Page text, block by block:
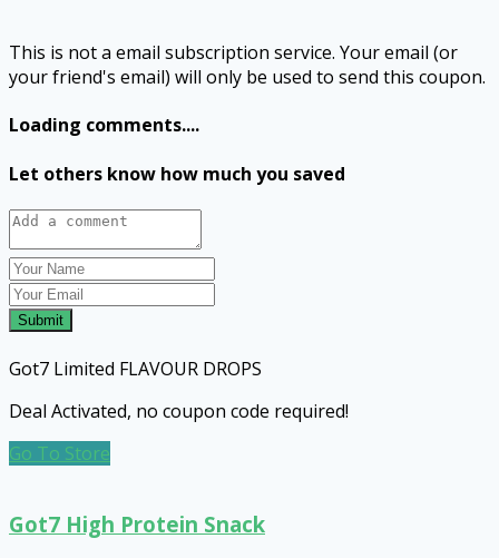
This is not a email subscription service. Your email (or
your friend's email) will only be used to send this coupon.
Loading comments....
Let others know how much you saved
Submit
Got7 Limited FLAVOUR DROPS
Deal Activated, no coupon code required!
Go To Store
Got7 High Protein Snack